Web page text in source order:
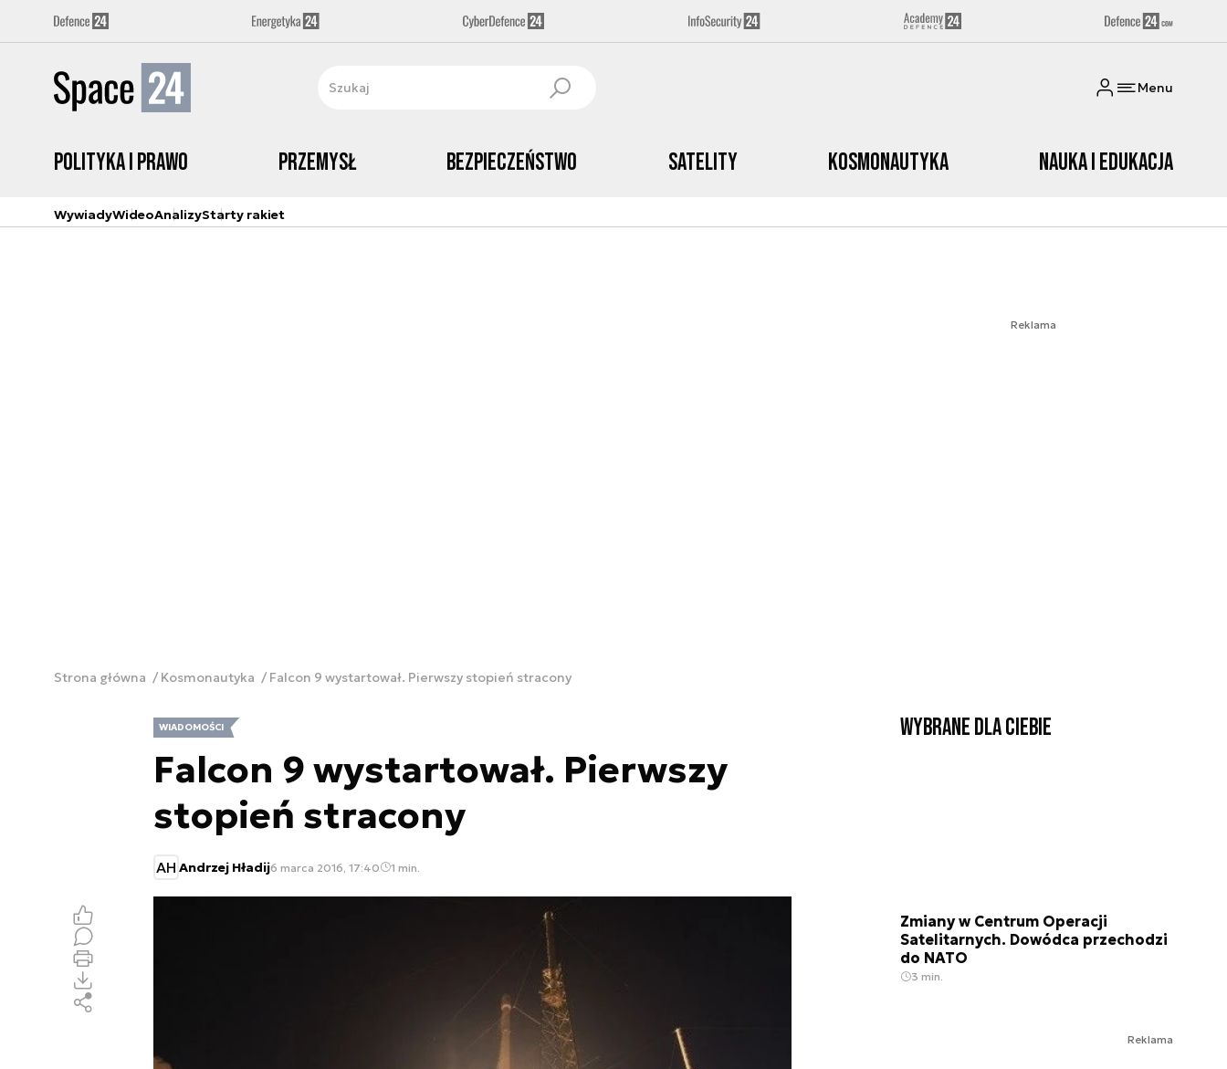
Menu
Polityka i prawo Przemysł Bezpieczeństwo Satelity Kosmonautyka Nauka i edukacja
WywiadyWideoAnalizyStarty rakiet
Reklama
Strona główna Kosmonautyka Falcon 9 wystartował. Pierwszy stopień stracony
WIADOMOŚCI
Falcon 9 wystartował. Pierwszy
stopień stracony
AH Andrzej Hładij6 marca 2016, 17:40 1 min.
Wybrane dla Ciebie
Zmiany w Centrum Operacji
Satelitarnych. Dowódca przechodzi
do NATO
3 min.
Reklama